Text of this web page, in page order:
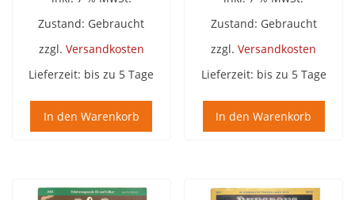
Zustand: Gebraucht
zzgl. Versandkosten
Lieferzeit: bis zu 5 Tage
In den Warenkorb
Zustand: Gebraucht
zzgl.Versandkosten
Lieferzeit: bis zu 5 Tage
In den Warenkorb